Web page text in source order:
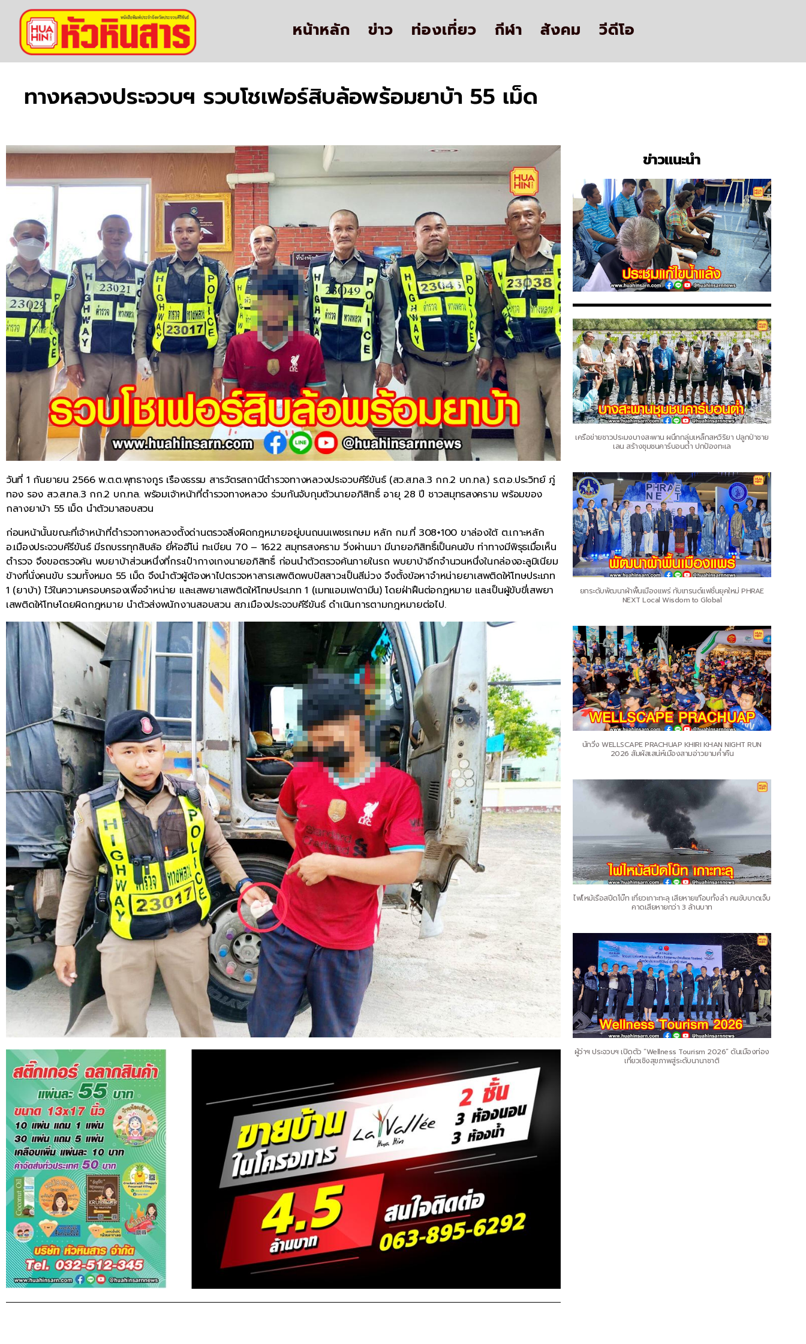
หน้าหลัก ข่าว ท่องเที่ยว กีฬา สังคม วีดีโอ
ทางหลวงประจวบฯ รวบโชเฟอร์สิบล้อพร้อมยาบ้า 55 เม็ด
วันที่ 1 กันยายน 2566 พ.ต.ต.พุทธางกูร เรืองธรรม สารวัตรสถานีตำรวจทางหลวงประจวบคีรีขันธ์ (สว.ส.ทล.3 กก.2 บก.ทล.) ร.ต.อ.ประวิทย์ ภู่
ทอง รอง สว.ส.ทล.3 กก.2 บก.ทล. พร้อมเจ้าหน้าที่ตำรวจทางหลวง ร่วมกันจับกุมตัวนายอภิสิทธิ์ อายุ 28 ปี ชาวสมุทรสงคราม พร้อมของ
กลางยาบ้า 55 เม็ด นำตัวมาสอบสวน
ก่อนหน้านั้นขณะที่เจ้าหน้าที่ตำรวจทางหลวงตั้งด่านตรวจสิ่งผิดกฎหมายอยู่บนถนนเพชรเกษม หลัก กม.ที่ 308+100 ขาล่องใต้ ต.เกาะหลัก
อ.เมืองประจวบคีรีขันธ์ มีรถบรรทุกสิบล้อ ยี่ห้อฮีโน่ ทะเบียน 70 – 1622 สมุทรสงคราม วิ่งผ่านมา มีนายอภิสิทธิ์เป็นคนขับ ท่าทางมีพิรุธเมื่อเห็น
ตำรวจ จึงขอตรวจค้น พบยาบ้าส่วนหนึ่งที่กระเป๋ากางเกงนายอภิสิทธิ์ ก่อนนำตัวตรวจค้นภายในรถ พบยาบ้าอีกจำนวนหนึ่งในกล่องอะลูมิเนียม
ข้างที่นั่งคนขับ รวมทั้งหมด 55 เม็ด จึงนำตัวผู้ต้องหาไปตรวจหาสารเสพติดพบปัสสาวะเป็นสีม่วง จึงตั้งข้อหาจำหน่ายยาเสพติดให้โทษประเภท
1 (ยาบ้า) ไว้ในความครอบครองเพื่อจำหน่าย และเสพยาเสพติดให้โทษประเภท 1 (เมทแอมเฟตามีน) โดยฝ่าฝืนต่อกฎหมาย และเป็นผู้ขับขี่เสพยา
เสพติดให้โทษโดยผิดกฎหมาย นำตัวส่งพนักงานสอบสวน สภ.เมืองประจวบคีรีขันธ์ ดำเนินการตามกฎหมายต่อไป.
ข่าวแนะนำ
เครือข่ายชาวประมงบางสะพาน ผนึกกลุ่มเหล็กสหวิริยา ปลูกป่าชาย
เลน สร้างชุมชนคาร์บอนต่ำ ปกป้องทะเล
ยกระดับพัฒนาผ้าพื้นเมืองแพร่ กับเทรนด์แฟชั่นยุคใหม่ PHRAE
NEXT Local Wisdom to Global
นักวิ่ง WELLSCAPE PRACHUAP KHIRI KHAN NIGHT RUN
2026 สัมผัสเสน่ห์เมืองสามอ่าวยามค่ำคืน
ไฟไหม้เรือสปีดโบ๊ท เที่ยวเกาะทะลุ เสียหายเกือบทั้งลำ คนขับบาดเจ็บ
คาดเสียหายกว่า 3 ล้านบาท
ผู้ว่าฯ ประจวบฯ เปิดตัว “Wellness Tourism 2026” ดันเมืองท่อง
เที่ยวเชิงสุขภาพสู่ระดับนานาชาติ